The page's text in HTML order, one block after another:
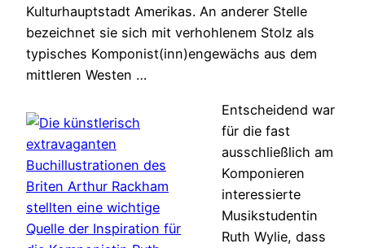
Kulturhauptstadt Amerikas. An anderer Stelle
bezeichnet sie sich mit verhohlenem Stolz als
typisches Komponist(inn)engewächs aus dem
mittleren Westen …
Entscheidend war
für die fast
ausschließlich am
Komponieren
interessierte
Musikstudentin
Ruth Wylie, dass